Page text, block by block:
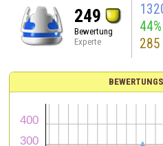
249
Bewertung
Experte
44%
285